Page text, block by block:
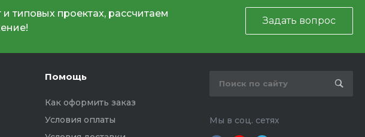
типовых проектах, рассчитаем
Задать вопрос
Помощь
Как оформить заказ
Условия оплаты
Мы в соц. сетях